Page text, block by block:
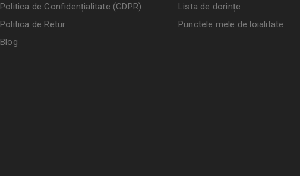
Politica de Confidențialitate (GDPR)
Politica de Retur
Blog
Lista de dorințe
Punctele mele de loialitate